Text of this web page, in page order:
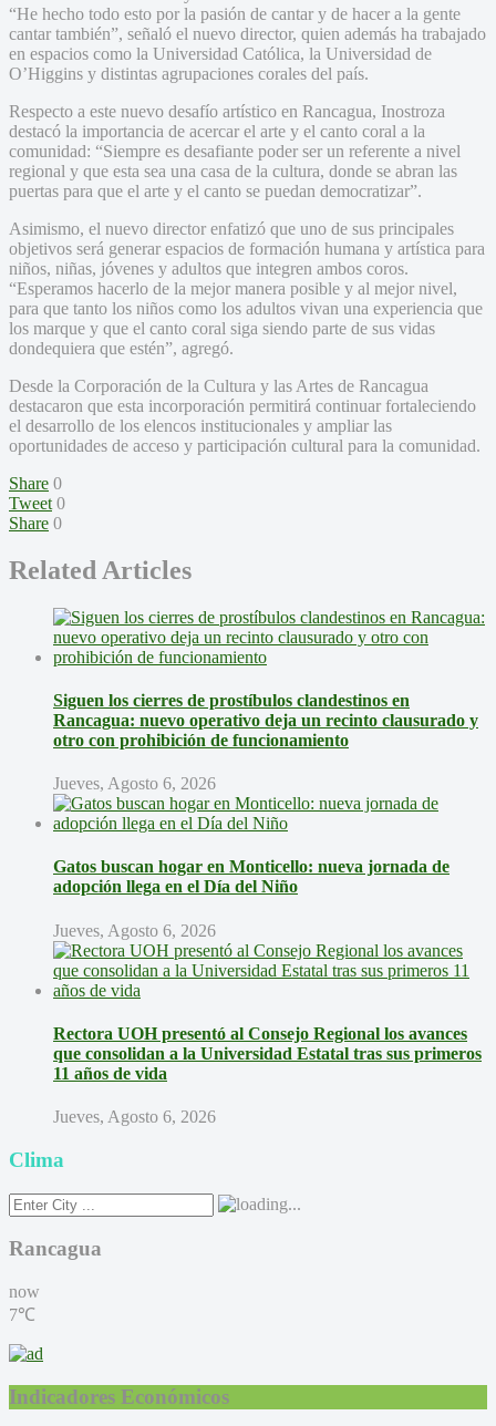
“He hecho todo esto por la pasión de cantar y de hacer a la gente
cantar también”, señaló el nuevo director, quien además ha trabajado
en espacios como la Universidad Católica, la Universidad de
O’Higgins y distintas agrupaciones corales del país.
Respecto a este nuevo desafío artístico en Rancagua, Inostroza
destacó la importancia de acercar el arte y el canto coral a la
comunidad: “Siempre es desafiante poder ser un referente a nivel
regional y que esta sea una casa de la cultura, donde se abran las
puertas para que el arte y el canto se puedan democratizar”.
Asimismo, el nuevo director enfatizó que uno de sus principales
objetivos será generar espacios de formación humana y artística para
niños, niñas, jóvenes y adultos que integren ambos coros.
“Esperamos hacerlo de la mejor manera posible y al mejor nivel,
para que tanto los niños como los adultos vivan una experiencia que
los marque y que el canto coral siga siendo parte de sus vidas
dondequiera que estén”, agregó.
Desde la Corporación de la Cultura y las Artes de Rancagua
destacaron que esta incorporación permitirá continuar fortaleciendo
el desarrollo de los elencos institucionales y ampliar las
oportunidades de acceso y participación cultural para la comunidad.
Share 0
Tweet 0
Share 0
Related Articles
Siguen los cierres de prostíbulos clandestinos en
Rancagua: nuevo operativo deja un recinto clausurado y
otro con prohibición de funcionamiento
Jueves, Agosto 6, 2026
Gatos buscan hogar en Monticello: nueva jornada de
adopción llega en el Día del Niño
Jueves, Agosto 6, 2026
Rectora UOH presentó al Consejo Regional los avances
que consolidan a la Universidad Estatal tras sus primeros
11 años de vida
Jueves, Agosto 6, 2026
Clima
Rancagua
now
7℃
Indicadores Económicos